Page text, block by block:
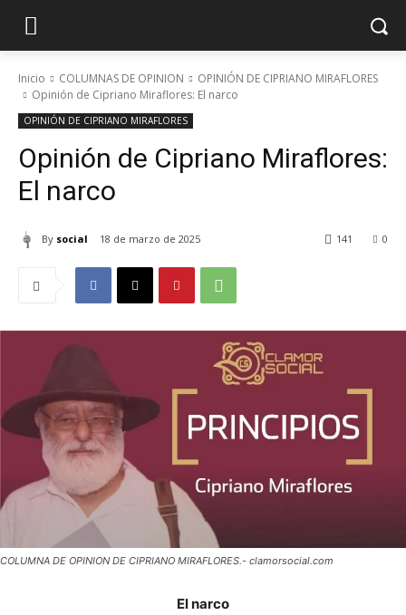
Inicio COLUMNAS DE OPINION
OPINIÓN DE CIPRIANO MIRAFLORES
Opinión de Cipriano Miraflores: El narco
OPINIÓN DE CIPRIANO MIRAFLORES
Opinión de Cipriano Miraflores:
El narco
By social 18 de marzo de 2025 0
141
COLUMNA DE OPINION DE CIPRIANO MIRAFLORES.- clamorsocial.com
El narco